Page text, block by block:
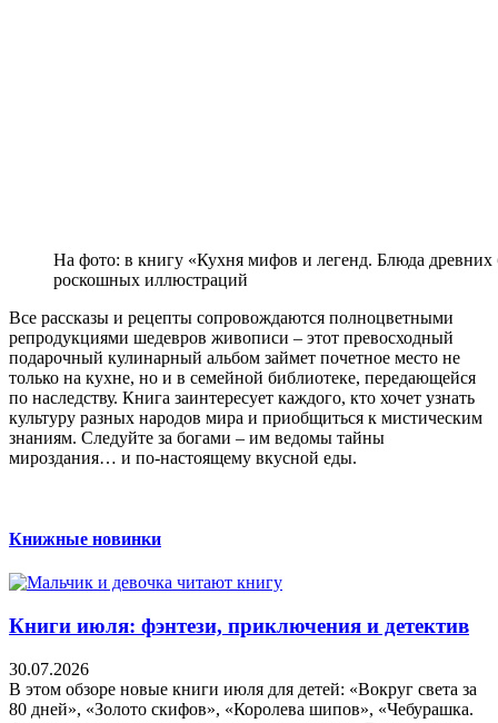
На фото: в книгу «Кухня мифов и легенд. Блюда
роскошных иллюстраций
Все рассказы и рецепты сопровождаются полноцветными
репродукциями шедевров живописи – этот превосходный
подарочный кулинарный альбом займет почетное место не
только на кухне, но и в семейной библиотеке, передающейся
по наследству. Книга заинтересует каждого, кто хочет узнать
культуру разных народов мира и приобщиться к мистическим
знаниям. Следуйте за богами – им ведомы тайны
мироздания… и по-настоящему вкусной еды.
Книжные новинки
Книги июля: фэнтези, приключения и детектив
30.07.2026
В этом обзоре новые книги июля для детей: «Вокруг света за
80 дней», «Золото скифов», «Королева шипов», «Чебурашка.